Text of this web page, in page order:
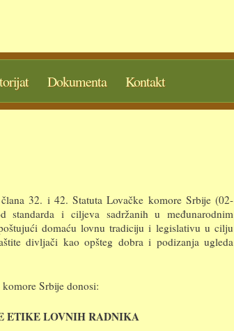
Dokumenta Kontakt
32. i 42. Statuta Lovačke komore Srbije (02-
standarda i ciljeva sadržanih u međunarodnim
domaću lovnu tradiciju i legislativu u cilju
divljači kao opšteg dobra i podizanja ugleda
Srbije donosi:
ETIKE LOVNIH RADNIKA